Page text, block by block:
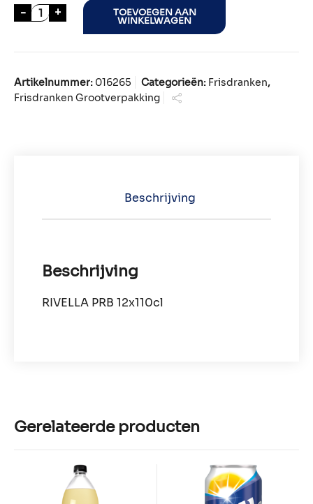
- RIVELLA PRB 12x110cl aantal
+ TOEVOEGEN AAN
WINKELWAGEN
Artikelnummer: 016265 Categorieën: Frisdranken,
Frisdranken Grootverpakking
Beschrijving
Beschrijving
RIVELLA PRB 12x110cl
Gerelateerde producten